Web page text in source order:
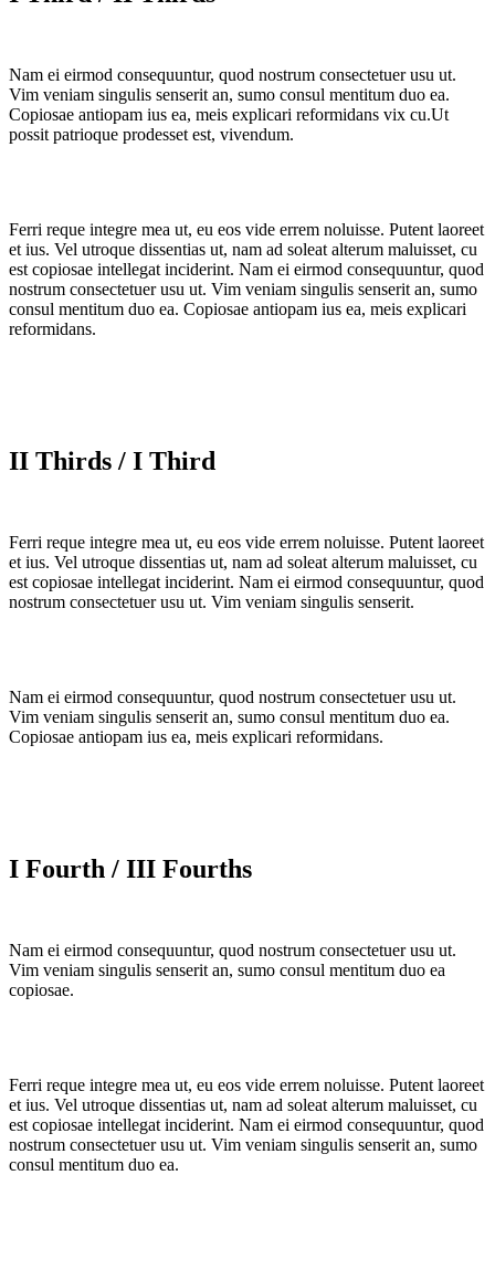
Nam ei eirmod consequuntur, quod nostrum consectetuer usu ut.
Vim veniam singulis senserit an, sumo consul mentitum duo ea.
Copiosae antiopam ius ea, meis explicari reformidans vix cu.Ut
possit patrioque prodesset est, vivendum.
Ferri reque integre mea ut, eu eos vide errem noluisse. Putent laoreet
et ius. Vel utroque dissentias ut, nam ad soleat alterum maluisset, cu
est copiosae intellegat inciderint. Nam ei eirmod consequuntur, quod
nostrum consectetuer usu ut. Vim veniam singulis senserit an, sumo
consul mentitum duo ea. Copiosae antiopam ius ea, meis explicari
reformidans.
II Thirds / I Third
Ferri reque integre mea ut, eu eos vide errem noluisse. Putent laoreet
et ius. Vel utroque dissentias ut, nam ad soleat alterum maluisset, cu
est copiosae intellegat inciderint. Nam ei eirmod consequuntur, quod
nostrum consectetuer usu ut. Vim veniam singulis senserit.
Nam ei eirmod consequuntur, quod nostrum consectetuer usu ut.
Vim veniam singulis senserit an, sumo consul mentitum duo ea.
Copiosae antiopam ius ea, meis explicari reformidans.
I Fourth / III Fourths
Nam ei eirmod consequuntur, quod nostrum consectetuer usu ut.
Vim veniam singulis senserit an, sumo consul mentitum duo ea
copiosae.
Ferri reque integre mea ut, eu eos vide errem noluisse. Putent laoreet
et ius. Vel utroque dissentias ut, nam ad soleat alterum maluisset, cu
est copiosae intellegat inciderint. Nam ei eirmod consequuntur, quod
nostrum consectetuer usu ut. Vim veniam singulis senserit an, sumo
consul mentitum duo ea.